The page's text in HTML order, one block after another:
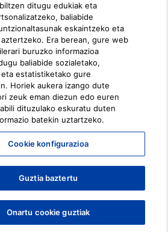
Youtube
Ivoox
Informazio Sistema
ditugu edukiak eta
baliabide
eskaintzeko eta
Era berean, gure web
buruzko informazioa
baliabide sozialetako,
estatistiketako gure
Horiek aukera izango dute
zeuk eman diezun edo euren
dituzulako eskuratu duten
batekin uztartzeko.
Cookie konfigurazioa
Guztia baztertu
Onartu cookie guztiak